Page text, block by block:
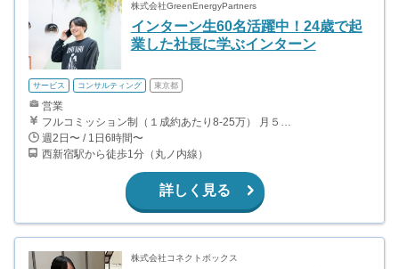
株式会社GreenEnergyPartners
インターン生60名活躍中！24歳で起
業した社長に学ぶインターン
サービス コンサルティング 東京都
営業
フルコミッション制（１成約あたり8-25万） 月５０万以上稼ぐインターン生も多数います！ ■収入例 ○入社１ヶ月目（明治大学2年生） 役職：アポインター 月間１契約×８万円＝８万円 ＋交通費 ○入社３ヶ月目（東京大学２年生） 役職：アポインター（ランク：ブロンズ） 月間３契約×10万円＝30万円 ＋交通費 ○入社６ヶ月目（早稲田大学３年生） 役職：アポインター（ランク：シルバー） 月間５契約×12万円＝60万円 ＋交通費 ○入社15ヶ月目（慶應大学３年生） 役職：クローザー 月間３契約×25万＝75万円 ＋交通費
週2日〜 / 1日6時間〜
西新宿駅から徒歩1分（丸ノ内線）
詳しく見る
株式会社コネクトボックス